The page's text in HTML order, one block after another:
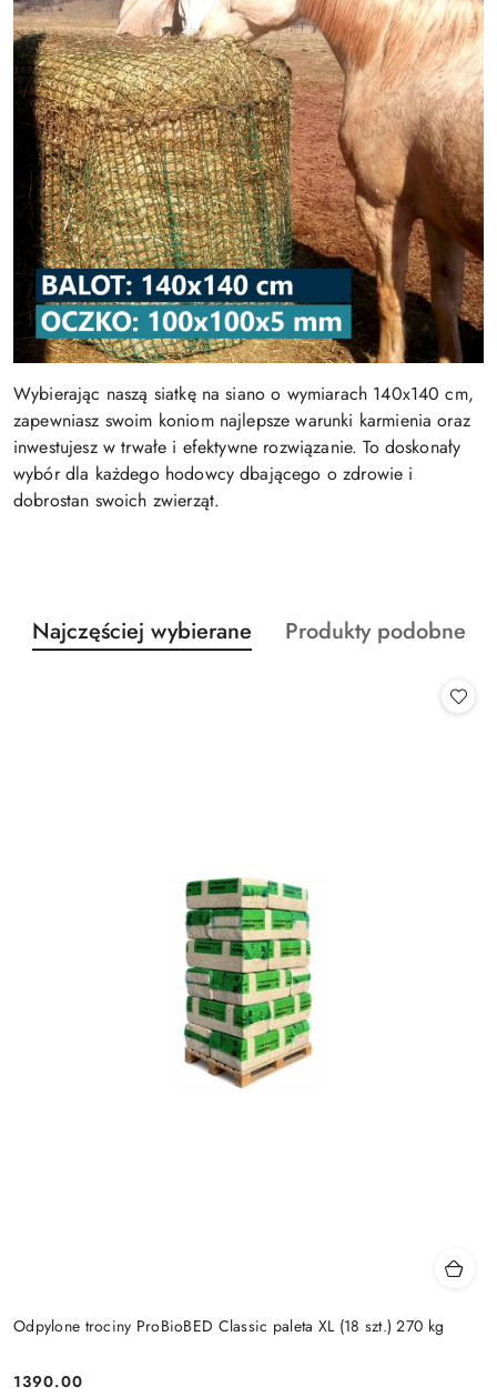
Wybierając naszą siatkę na siano o wymiarach 140x140 cm,
zapewniasz swoim koniom najlepsze warunki karmienia oraz
inwestujesz w trwałe i efektywne rozwiązanie. To doskonały
wybór dla każdego hodowcy dbającego o zdrowie i
dobrostan swoich zwierząt.
Pomiń karuzelę produktów
Produkty
o
Najczęściej wybierane
Produkty
Produkty podobne
Odpylone trociny ProBioBED Classic paleta XL (18 szt.) 270 kg
1390.00